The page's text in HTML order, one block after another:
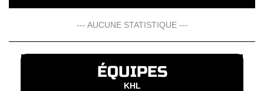
--- AUCUNE STATISTIQUE ---
ÉQUIPES
KHL